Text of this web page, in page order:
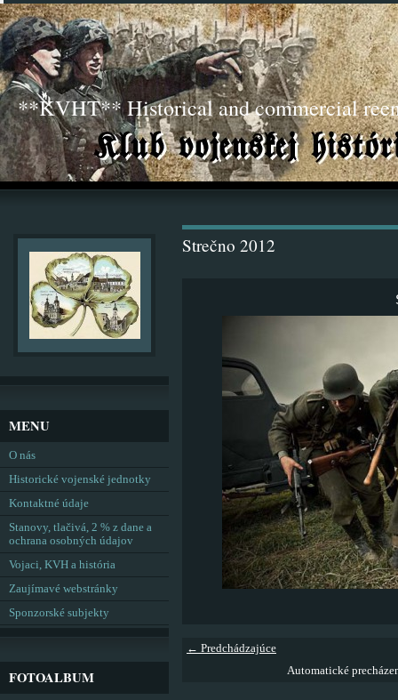
**KVHT** Historical and commercial
Strečno 2012
← Predchádzajúce
Automatické
MENU
O nás
Historické vojenské jednotky
Kontaktné údaje
Stanovy, tlačivá, 2 % z dane a
ochrana osobných údajov
Vojaci, KVH a história
Zaujímavé webstránky
Sponzorské subjekty
FOTOALBUM